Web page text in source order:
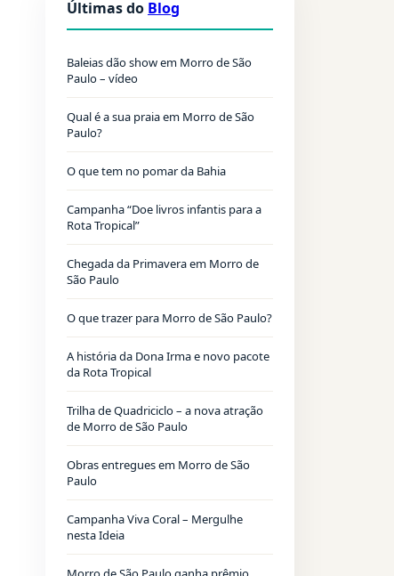
Últimas do Blog
Baleias dão show em Morro de São
Paulo – vídeo
Qual é a sua praia em Morro de São
Paulo?
O que tem no pomar da Bahia
Campanha “Doe livros infantis para a
Rota Tropical”
Chegada da Primavera em Morro de
São Paulo
O que trazer para Morro de São Paulo?
A história da Dona Irma e novo pacote
da Rota Tropical
Trilha de Quadriciclo – a nova atração
de Morro de São Paulo
Obras entregues em Morro de São
Paulo
Campanha Viva Coral – Mergulhe
nesta Ideia